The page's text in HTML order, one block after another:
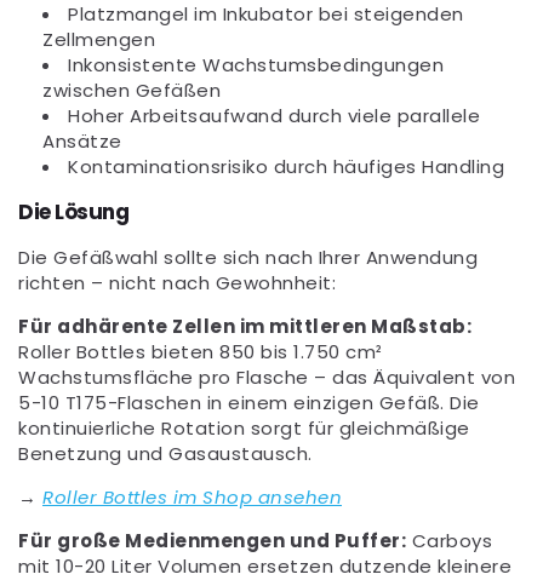
Platzmangel im Inkubator bei steigenden
Zellmengen
Inkonsistente Wachstumsbedingungen
zwischen Gefäßen
Hoher Arbeitsaufwand durch viele parallele
Ansätze
Kontaminationsrisiko durch häufiges Handling
Die Lösung
Die Gefäßwahl sollte sich nach Ihrer Anwendung
richten – nicht nach Gewohnheit:
Für adhärente Zellen im mittleren Maßstab:
Roller Bottles bieten 850 bis 1.750 cm²
Wachstumsfläche pro Flasche – das Äquivalent von
5-10 T175-Flaschen in einem einzigen Gefäß. Die
kontinuierliche Rotation sorgt für gleichmäßige
Benetzung und Gasaustausch.
→ Roller Bottles im Shop ansehen
Für große Medienmengen und Puffer: Carboys
mit 10-20 Liter Volumen ersetzen dutzende kleinere